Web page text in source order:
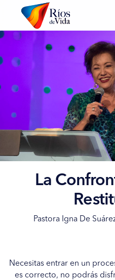
La
Pastora Igna De
Necesitas entrar en un
es correcto, no podrás